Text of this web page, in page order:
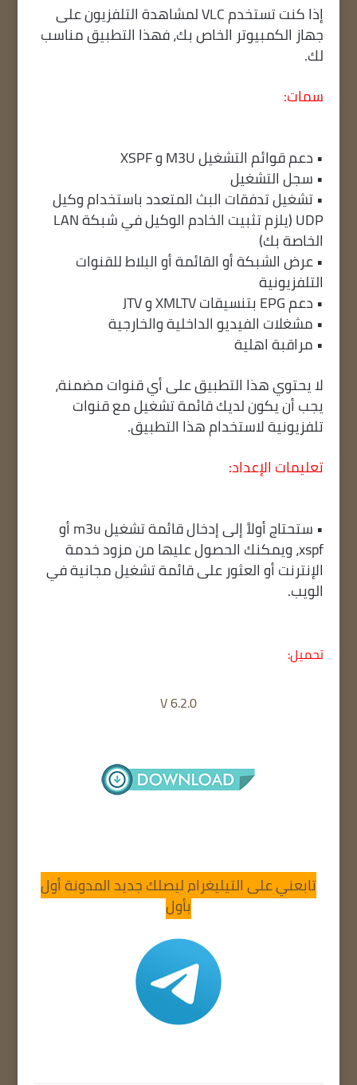
إذا كنت تستخدم VLC لمشاهدة التلفزيون على
جهاز الكمبيوتر الخاص بك، فهذا التطبيق مناسب
لك.
سمات:
• دعم قوائم التشغيل M3U و XSPF
• سجل التشغيل
• تشغيل تدفقات البث المتعدد باستخدام وكيل
UDP (يلزم تثبيت الخادم الوكيل في شبكة LAN
الخاصة بك)
• عرض الشبكة أو القائمة أو البلاط للقنوات
التلفزيونية
• دعم EPG بتنسيقات XMLTV و JTV
• مشغلات الفيديو الداخلية والخارجية
• مراقبة اهلية
لا يحتوي هذا التطبيق على أي قنوات مضمنة،
يجب أن يكون لديك قائمة تشغيل مع قنوات
تلفزيونية لاستخدام هذا التطبيق.
تعليمات الإعداد:
• ستحتاج أولاً إلى إدخال قائمة تشغيل m3u أو
xspf، ويمكنك الحصول عليها من مزود خدمة
الإنترنت أو العثور على قائمة تشغيل مجانية في
الويب.
تحميل:
V6.2.0
تابعني على التيليغرام ليصلك جديد المدونة أول
بأول